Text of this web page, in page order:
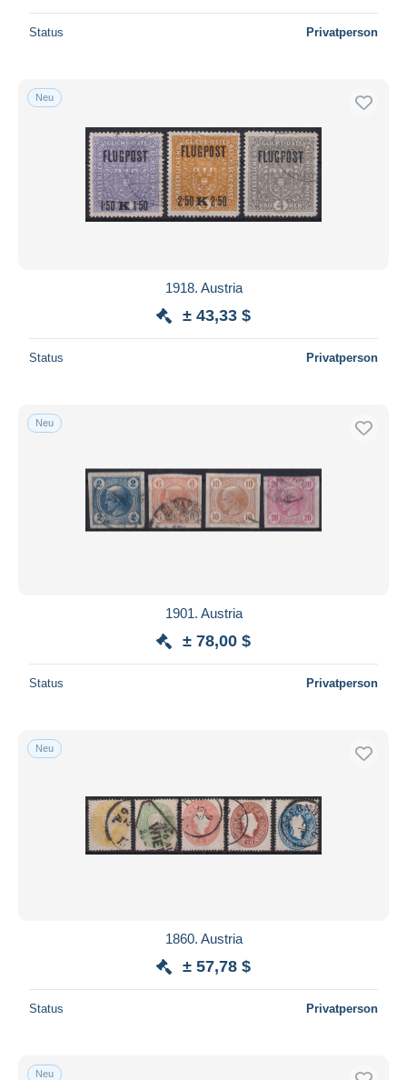
Status Privatperson
Neu
1918. Austria
± 43,33 $
Status Privatperson
Neu
1901. Austria
± 78,00 $
Status Privatperson
Neu
1860. Austria
± 57,78 $
Status Privatperson
Neu